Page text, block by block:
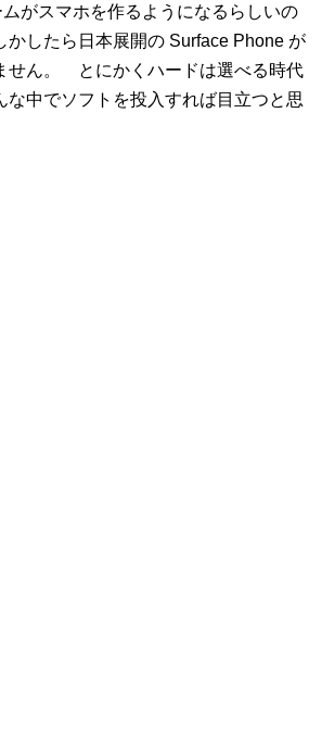
がスマホを作るようになるらしいの
かしたら日本展開の Surface Phone が
せん。 とにかくハードは選べる時代
な中でソフトを投入すれば目立つと思